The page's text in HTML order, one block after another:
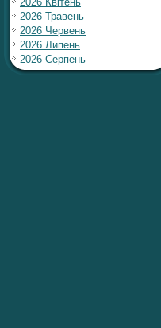
2026 Травень
2026 Червень
2026 Липень
2026 Серпень